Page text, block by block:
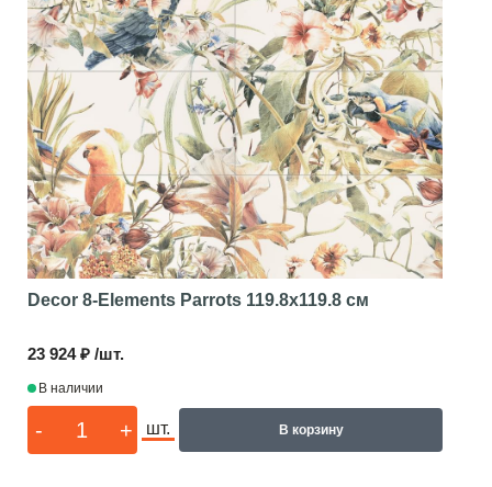
Decor 8-Elements Parrots 119.8x119.8 см
23 924 ₽ /шт.
В наличии
- + шт. В корзину